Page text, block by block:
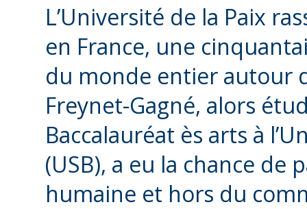
L’Université de la Paix
en France, une
du monde entier autour
Freynet-Gagné, alors
Baccalauréat ès arts à
(USB), a eu la chance
humaine et hors du